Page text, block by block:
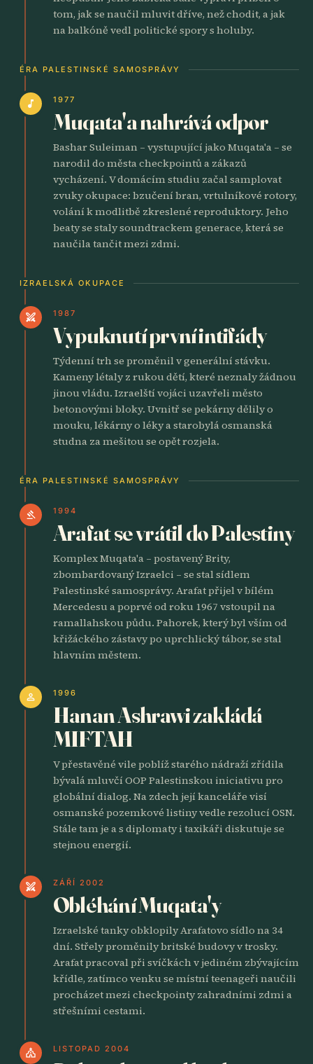
tom, jak se naučil mluvit dříve, než chodit, a jak
na balkóně vedl politické spory s holuby.
ÉRA PALESTINSKÉ SAMOSPRÁVY
music_note 1977
Muqata'a nahrává odpor
Bashar Suleiman – vystupující jako Muqata'a – se
narodil do města checkpointů a zákazů
vycházení. V domácím studiu začal samplovat
zvuky okupace: bzučení bran, vrtulníkové rotory,
volání k modlitbě zkreslené reproduktory. Jeho
beaty se staly soundtrackem generace, která se
naučila tančit mezi zdmi.
IZRAELSKÁ OKUPACE
swords 1987
Vypuknutí první intifády
Týdenní trh se proměnil v generální stávku.
Kameny létaly z rukou dětí, které neznaly žádnou
jinou vládu. Izraelští vojáci uzavřeli město
betonovými bloky. Uvnitř se pekárny dělily o
mouku, lékárny o léky a starobylá osmanská
studna za mešitou se opět rozjela.
ÉRA PALESTINSKÉ SAMOSPRÁVY
gavel 1994
Arafat se vrátil do Palestiny
Komplex Muqata'a – postavený Brity,
zbombardovaný Izraelci – se stal sídlem
Palestinské samosprávy. Arafat přijel v bílém
Mercedesu a poprvé od roku 1967 vstoupil na
ramallahskou půdu. Pahorek, který byl vším od
křižáckého zástavy po uprchlický tábor, se stal
hlavním městem.
person 1996
Hanan Ashrawi zakládá
MIFTAH
V přestavěné vile poblíž starého nádraží zřídila
bývalá mluvčí OOP Palestinskou iniciativu pro
globální dialog. Na zdech její kanceláře visí
osmanské pozemkové listiny vedle rezolucí OSN.
Stále tam je a s diplomaty i taxikáři diskutuje se
stejnou energií.
swords ZÁŘÍ 2002
Obléhání Muqata'y
Izraelské tanky obklopily Arafatovo sídlo na 34
dní. Střely proměnily britské budovy v trosky.
Arafat pracoval při svíčkách v jediném zbývajícím
křídle, zatímco venku se místní teenageři naučili
procházet mezi checkpointy zahradními zdmi a
střešními cestami.
church LISTOPAD 2004